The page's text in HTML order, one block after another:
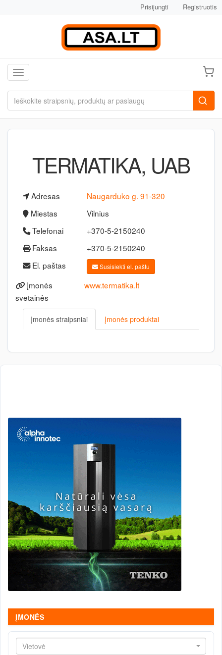
Prisijungti Registruotis
Toggle navigation
TERMATIKA, UAB
Adresas
Naugarduko g. 91-320
Miestas
Vilnius
Telefonai
+370-5-2150240
Faksas
+370-5-2150240
El. paštas
Susisiekti el. paštu
Įmonės
svetainės
www.termatika.lt
Įmonės straipsniai Įmonės produktai
ĮMONĖS
Vietovė